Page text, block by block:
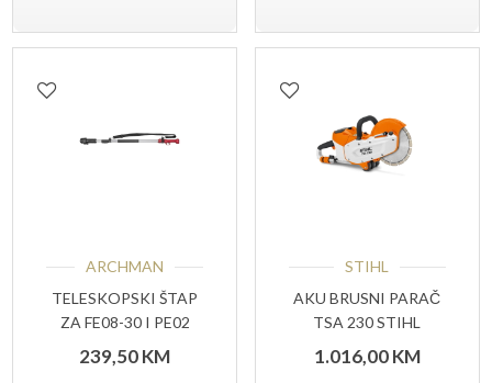
ARCHMAN
TELESKOPSKI ŠTAP
ZA FE08-30 I PE02
239,50KM
STIHL
AKU BRUSNI PARAČ
TSA 230 STIHL
1.016,00KM